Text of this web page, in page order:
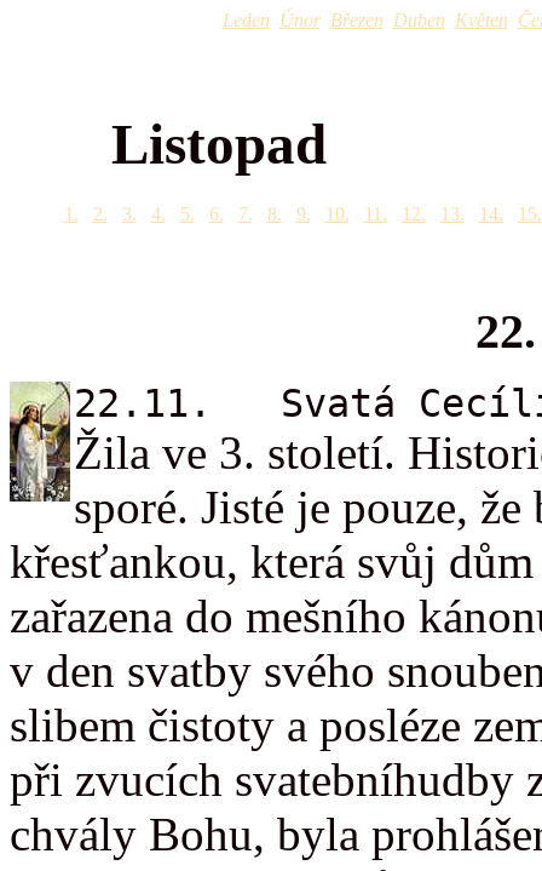
Leden Únor Březen Duben Květen
Listopad
1. 2. 3. 4. 5. 6. 7. 8. 9. 10. 11. 12. 13. 14. 15.
22.11. Svatá
Žila ve 3. století.
sporé. Jisté je pouze,
křesťankou, která svůj
zařazena do mešního
v den svatby svého
slibem čistoty a posléze
při zvucích svatebníhudby
chvály Bohu, byla